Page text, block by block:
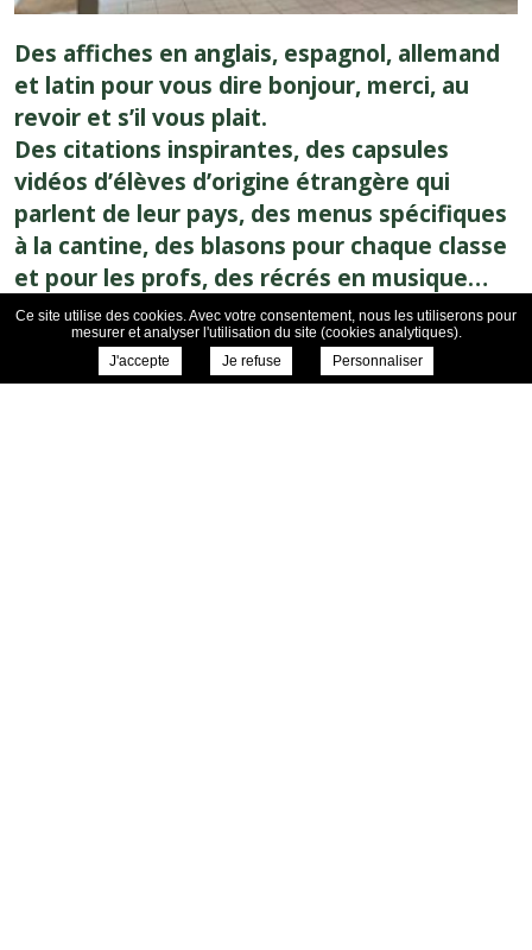
Des affiches en anglais, espagnol, allemand
et latin pour vous dire bonjour, merci, au
revoir et s’il vous plait.
Des citations inspirantes, des capsules
vidéos d’élèves d’origine étrangère qui
parlent de leur pays, des menus spécifiques
à la cantine, des blasons pour chaque classe
et pour les profs, des récrés en musique…
Un collège à l’heure européenne.
← Retour aux actualités
Ce site utilise des cookies. Avec votre consentement, nous les utiliserons pour
mesurer et analyser l'utilisation du site (cookies analytiques).
J'accepte
Je refuse Personnaliser